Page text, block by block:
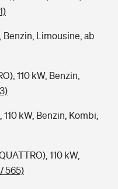
Benzin, Limousine, ab
110 kW, Benzin,
kW, Benzin, Kombi,
110 kW,
565)